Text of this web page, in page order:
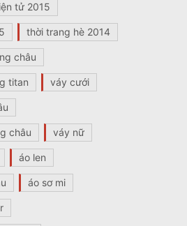
tử 2015
thời trang hè 2014
châu
titan váy cưới
châu váy nữ
áo len
áo sơ mi